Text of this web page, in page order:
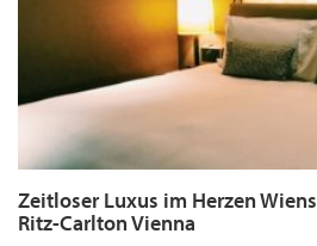
Zeitloser Luxus im Herzen
Ritz-Carlton Vienna